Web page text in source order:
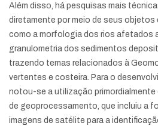
Além disso, há pesquisas mais
diretamente por meio de seus
como a morfologia dos rios afetados
granulometria dos sedimentos
trazendo temas relacionados à
vertentes e costeira. Para o
notou-se a utilização
de geoprocessamento, que incluiu a
imagens de satélite para a